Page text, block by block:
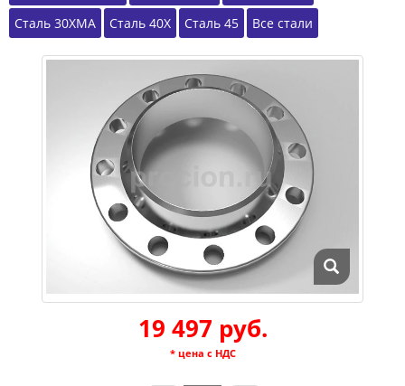
Сталь 30ХМА
Сталь 40Х Сталь 45 Все стали
19 497 руб.
* цена с НДС